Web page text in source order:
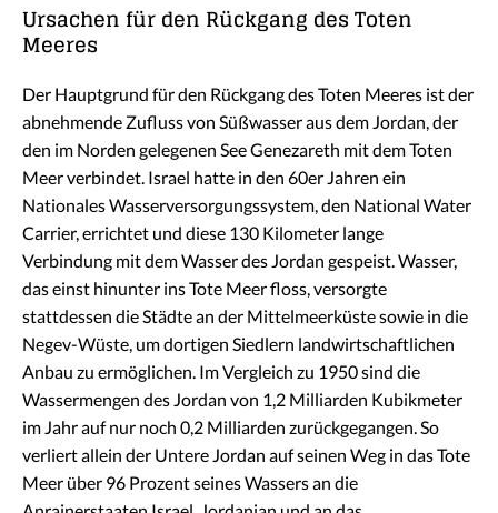
Ursachen für den Rückgang des Toten
Meeres
Der Hauptgrund für den Rückgang des Toten Meeres ist der
abnehmende Zufluss von Süßwasser aus dem Jordan, der
den im Norden gelegenen See Genezareth mit dem Toten
Meer verbindet. Israel hatte in den 60er Jahren ein
Nationales Wasserversorgungssystem, den National Water
Carrier, errichtet und diese 130 Kilometer lange
Verbindung mit dem Wasser des Jordan gespeist. Wasser,
das einst hinunter ins Tote Meer floss, versorgte
stattdessen die Städte an der Mittelmeerküste sowie in die
Negev-Wüste, um dortigen Siedlern landwirtschaftlichen
Anbau zu ermöglichen. Im Vergleich zu 1950 sind die
Wassermengen des Jordan von 1,2 Milliarden Kubikmeter
im Jahr auf nur noch 0,2 Milliarden zurückgegangen. So
verliert allein der Untere Jordan auf seinen Weg in das Tote
Meer über 96 Prozent seines Wassers an die